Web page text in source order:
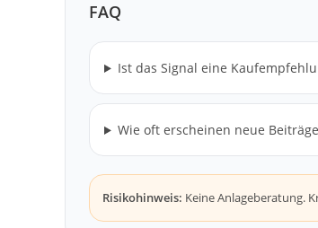
FAQ
Ist das Signal eine
Wie oft erscheinen neue
Risikohinweis: Keine Anlageberatung.